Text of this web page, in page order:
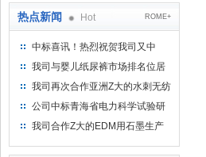
热点新闻 Hot ROME+
中标喜讯！热烈祝贺我司又中
标！
我司与婴儿纸尿裤市场排名位居
名的全日美实业合作成功！
我司再次合作亚洲Z大的水刺无纺
布供应商-南六企业！
公司中标青海省电力科学试验研
究院！
我司合作Z大的EDM用石墨生产